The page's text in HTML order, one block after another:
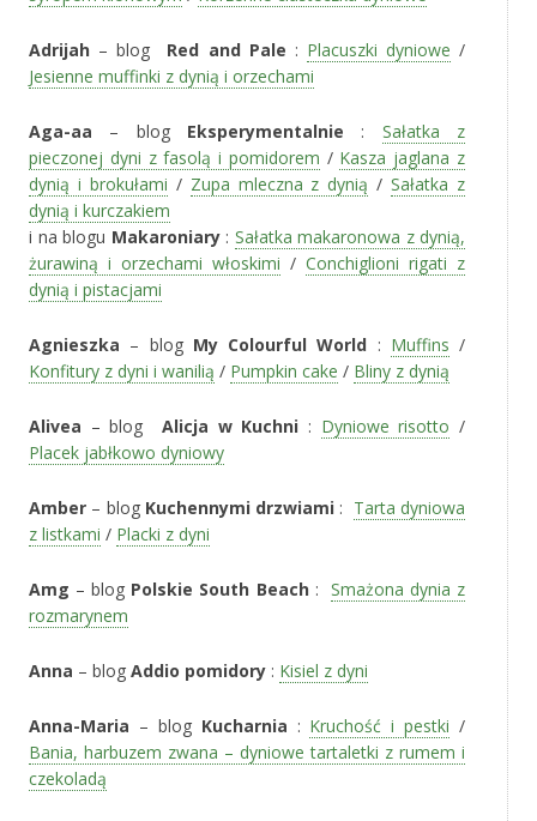
Adrijah – blog Red and Pale : Placuszki dyniowe /
Jesienne muffinki z dynią i orzechami
Aga-aa – blog Eksperymentalnie : Sałatka z
pieczonej dyni z fasolą i pomidorem / Kasza jaglana z
dynią i brokułami / Zupa mleczna z dynią /Sałatka z
dynią i kurczakiem
i na blogu Makaroniary: Sałatka makaronowa z dynią,
żurawiną i orzechami włoskimi / Conchiglioni rigati z
dynią i pistacjami
Agnieszka – blog My Colourful World : Muffins /
Konfitury z dyni i wanilią / Pumpkin cake / Bliny z dynią
Alivea – blog Alicja w Kuchni : Dyniowe risotto /
Placek jabłkowo dyniowy
Amber – blog Kuchennymi drzwiami : Tarta dyniowa
z listkami / Placki z dyni
Amg – blog Polskie South Beach: Smażona dynia z
rozmarynem
Anna – blog Addio pomidory : Kisiel z dyni
Anna-Maria – blog Kucharnia : Kruchość i pestki /
Bania, harbuzem zwana – dyniowe tartaletki z rumem i
czekoladą